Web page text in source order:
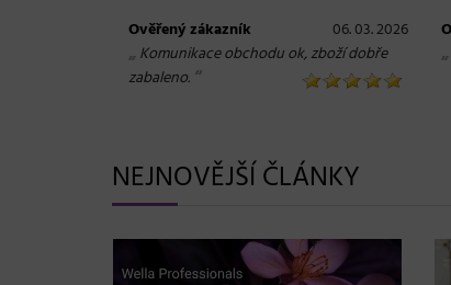
Ověřený zákazník 06. 03. 2026
„ Komunikace obchodu ok, zboží dobře
zabaleno. “
„
NEJNOVĚJŠÍ ČLÁNKY